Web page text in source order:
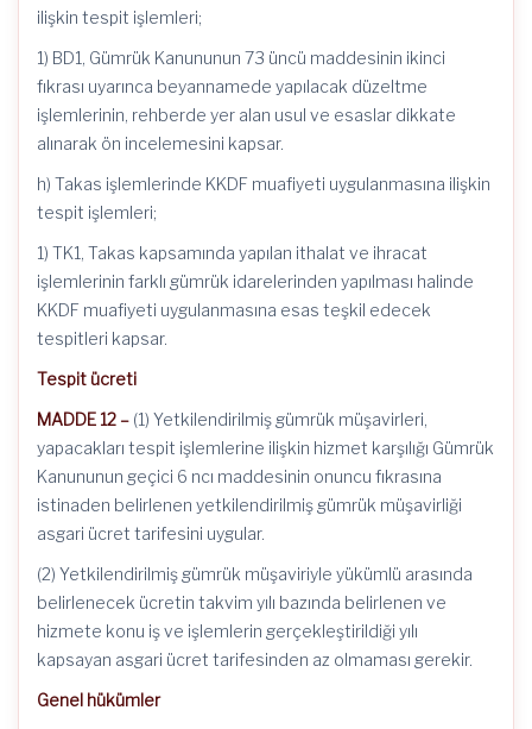
ilişkin tespit işlemleri;
1) BD1, Gümrük Kanununun 73 üncü maddesinin ikinci
fıkrası uyarınca beyannamede yapılacak düzeltme
işlemlerinin, rehberde yer alan usul ve esaslar dikkate
alınarak ön incelemesini kapsar.
h) Takas işlemlerinde KKDF muafiyeti uygulanmasına ilişkin
tespit işlemleri;
1) TK1, Takas kapsamında yapılan ithalat ve ihracat
işlemlerinin farklı gümrük idarelerinden yapılması halinde
KKDF muafiyeti uygulanmasına esas teşkil edecek
tespitleri kapsar.
Tespit ücreti
MADDE 12 – (1) Yetkilendirilmiş gümrük müşavirleri,
yapacakları tespit işlemlerine ilişkin hizmet karşılığı Gümrük
Kanununun geçici 6 ncı maddesinin onuncu fıkrasına
istinaden belirlenen yetkilendirilmiş gümrük müşavirliği
asgari ücret tarifesini uygular.
(2) Yetkilendirilmiş gümrük müşaviriyle yükümlü arasında
belirlenecek ücretin takvim yılı bazında belirlenen ve
hizmete konu iş ve işlemlerin gerçekleştirildiği yılı
kapsayan asgari ücret tarifesinden az olmaması gerekir.
Genel hükümler